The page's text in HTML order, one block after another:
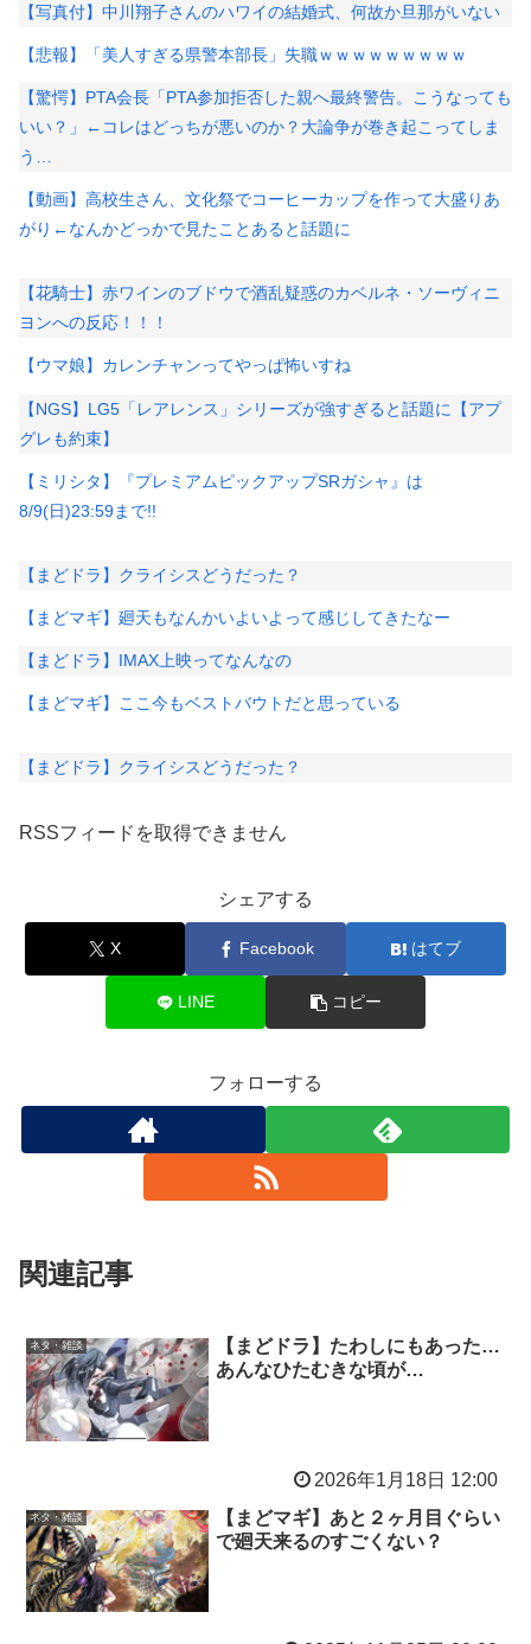
【写真付】中川翔子さんのハワイの結婚式、何故か旦那がいない
【悲報】「美人すぎる県警本部長」失職ｗｗｗｗｗｗｗｗｗ
【驚愕】PTA会長「PTA参加拒否した親へ最終警告。こうなっても
いい？」←コレはどっちが悪いのか？大論争が巻き起こってしま
う…
【動画】高校生さん、文化祭でコーヒーカップを作って大盛りあ
がり←なんかどっかで見たことあると話題に
【花騎士】赤ワインのブドウで酒乱疑惑のカベルネ・ソーヴィニ
ヨンへの反応！！！
【ウマ娘】カレンチャンってやっぱ怖いすね
【NGS】LG5「レアレンス」シリーズが強すぎると話題に【アプ
グレも約束】
【ミリシタ】『プレミアムピックアップSRガシャ』は
8/9(日)23:59まで!!
【まどドラ】クライシスどうだった？
【まどマギ】廻天もなんかいよいよって感じしてきたなー
【まどドラ】IMAX上映ってなんなの
【まどマギ】ここ今もベストバウトだと思っている
【まどドラ】クライシスどうだった？
RSSフィードを取得できません
シェアする
X Facebook はてブ
LINE コピー
フォローする
関連記事
ネタ・雑談
【まどドラ】たわしにもあった…
あんなひたむきな頃が…
2026年1月18日 12:00
ネタ・雑談
【まどマギ】あと２ヶ月目ぐらい
で廻天来るのすごくない？